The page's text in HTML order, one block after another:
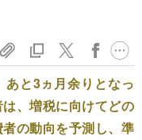
と3ヵ月余りとなっ
、増税に向けてどの
の動向を予測し、準